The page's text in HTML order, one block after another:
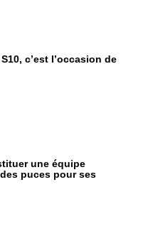
c’est l’occasion de
une équipe
puces pour ses